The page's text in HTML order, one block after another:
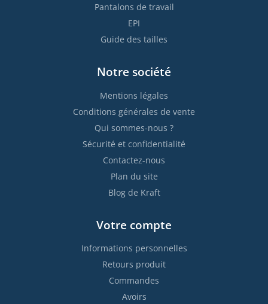
Pantalons de travail
EPI
Guide des tailles
Notre société
Mentions légales
Conditions générales de vente
Qui sommes-nous ?
Sécurité et confidentialité
Contactez-nous
Plan du site
Blog de Kraft
Votre compte
Informations personnelles
Retours produit
Commandes
Avoirs